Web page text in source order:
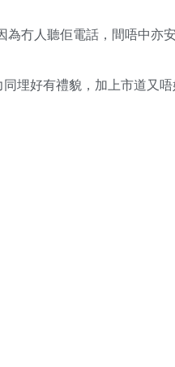
冇人聽佢電話，間唔中亦
埋好有禮貌，加上市道又